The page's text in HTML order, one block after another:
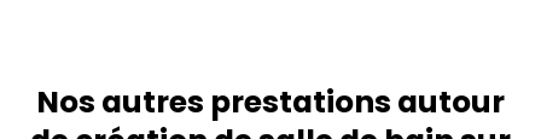
Nos autres prestations autour